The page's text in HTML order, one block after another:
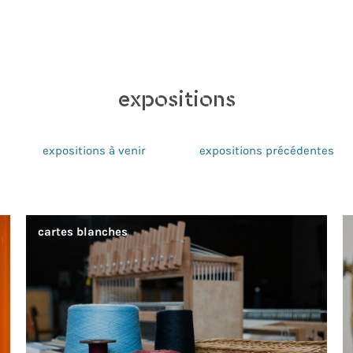
expositions
expositions à venir expositions précédentes
cartes blanches